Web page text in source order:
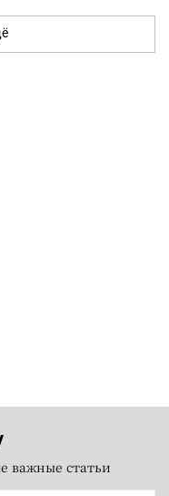
важные статьи